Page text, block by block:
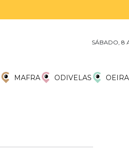
SÁBADO, 8
MAFRA ODIVELAS